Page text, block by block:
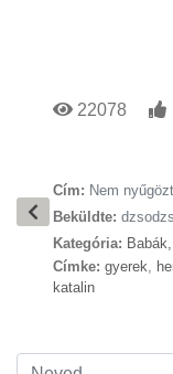
22078
Cím: Nem
Beküldte:
Kategória:
Címke: gyerek,
katalin